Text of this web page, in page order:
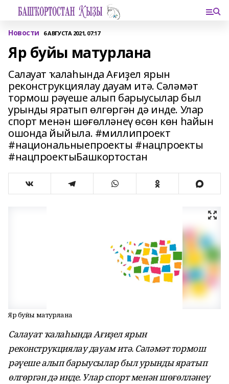
Новости 6 АВГУСТА 2021, 07:17
Яр буйы матурлана
Салауат ҡалаһында Ағиҙел ярын
реконструкциялау дауам итә. Сәләмәт
тормош рәүеше алып барыусылар был
урынды яратып өлгөргән дә инде. Улар
спорт менән шөғөлләнеү өсөн көн һайын
ошонда йыйыла. #миллипроект
#национальныепроекты #нацпроекты
#нацпроектыБашкортостан
Яр буйы матурлана
Салауат ҡалаһында Ағиҙел ярын
реконструкциялау дауам итә. Сәләмәт тормош
рәүеше алып барыусылар был урынды яратып
өлгөргән дә инде. Улар спорт менән шөғөлләнеү